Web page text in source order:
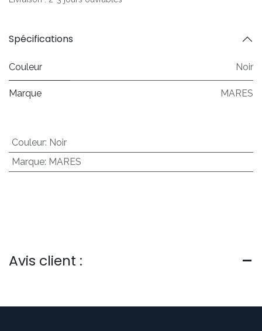
Spécifications
Couleur Noir
Marque MARES
Couleur: Noir
Marque: MARES
Avis client :